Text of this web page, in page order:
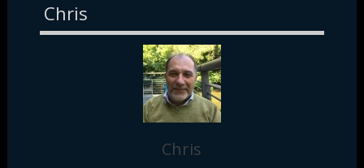
Chris
Chris